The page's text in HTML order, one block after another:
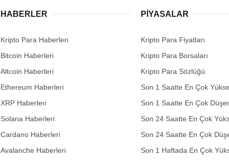
HABERLER
Kripto Para Haberleri
Bitcoin Haberleri
Altcoin Haberleri
Ethereum Haberleri
XRP Haberleri
Solana Haberleri
Cardano Haberleri
Avalanche Haberleri
PIYASALAR
Kripto Para Fiyatları
Kripto Para Borsaları
Kripto Para Sözlüğü
Son 1 Saatte En Çok
Son 1 Saatte En Çok
Son 24 Saatte En Çok
Son 24 Saatte En Çok
Son 1 Haftada En Çok